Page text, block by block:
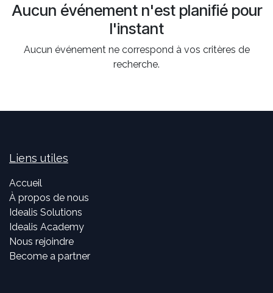
Aucun événement n'est planifié pour
l'instant
Aucun événement ne correspond à vos critères de
recherche.
Liens utiles
Accueil
À propos de nous
Idealis Solutions
Idealis Academy
Nous rejoindre
Become a partner